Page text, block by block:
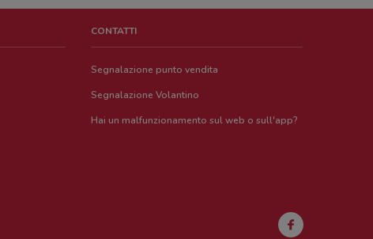
CONTATTI
Segnalazione punto vendita
Segnalazione Volantino
Hai un malfunzionamento sul web o sull'app?